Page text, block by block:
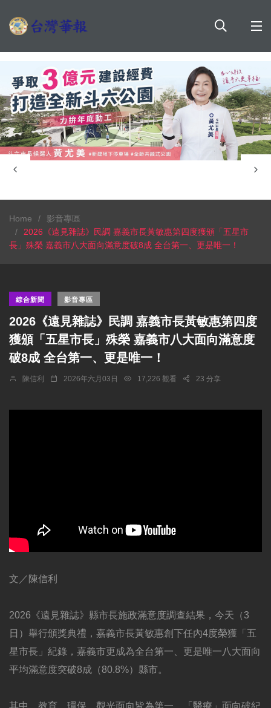
Home
影音專區
2026《遠見雜誌》民調 嘉義市長黃敏惠第四度獲頒「五星市
長」殊榮 嘉義市八大面向滿意度破8成 全台第一、更是唯一！
綜合新聞 影音專區
2026《遠見雜誌》民調 嘉義市長黃敏惠第四度
獲頒「五星市長」殊榮 嘉義市八大面向滿意度
破8成 全台第一、更是唯一！
陳信利 2026年六月03日 17,226 觀看 23 分享
文／陳信利
2026《遠見雜誌》縣市長施政滿意度調查結果，今天（3
日）舉行頒獎典禮，嘉義市長黃敏惠創下任內4度榮獲「五
星市長」紀錄，嘉義市更成為全台第一、更是唯一八大面向
平均滿意度突破8成（80.8%）縣市。
其中，教育、環保、觀光面向皆為第一、「醫療」面向破紀